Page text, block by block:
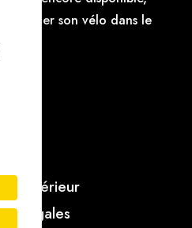
son vélo dans le
intérieur
légales